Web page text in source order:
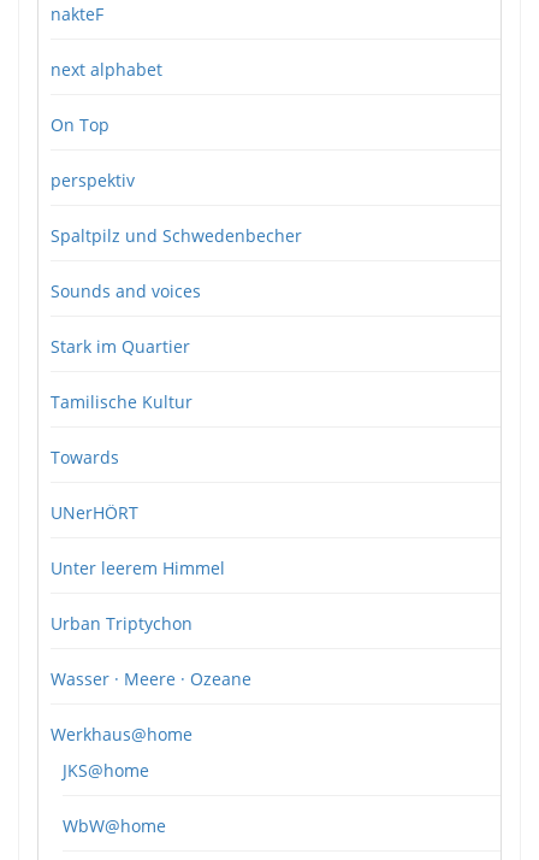
nakteF
next alphabet
On Top
perspektiv
Spaltpilz und Schwedenbecher
Sounds and voices
Stark im Quartier
Tamilische Kultur
Towards
UNerHÖRT
Unter leerem Himmel
Urban Triptychon
Wasser · Meere · Ozeane
Werkhaus@home
JKS@home
WbW@home